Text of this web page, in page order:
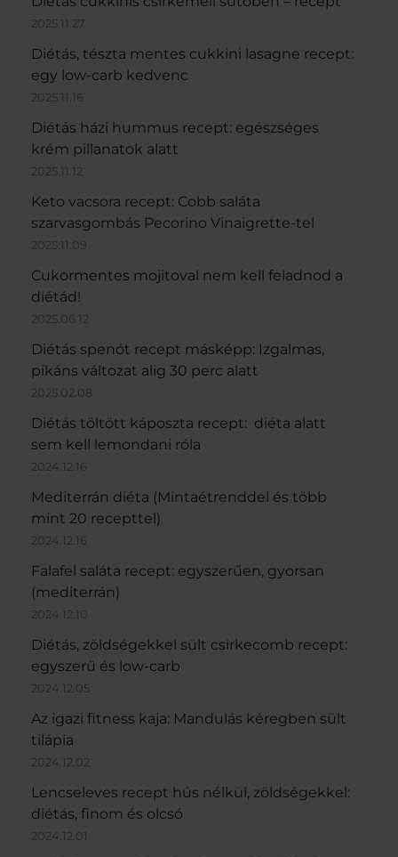
2025.11.27
Diétás, tészta mentes cukkini lasagne recept:
egy low-carb kedvenc
2025.11.16
Diétás házi hummus recept: egészséges
krém pillanatok alatt
2025.11.12
Keto vacsora recept: Cobb saláta
szarvasgombás Pecorino Vinaigrette-tel
2025.11.09
Cukormentes mojitoval nem kell feladnod a
diétád!
2025.06.12
Diétás spenót recept másképp: Izgalmas,
pikáns változat alig 30 perc alatt
2025.02.08
Diétás töltött káposzta recept: diéta alatt
sem kell lemondani róla
2024.12.16
Mediterrán diéta (Mintaétrenddel és több
mint 20 recepttel)
2024.12.16
Falafel saláta recept: egyszerűen, gyorsan
(mediterrán)
2024.12.10
Diétás, zöldségekkel sült csirkecomb recept:
egyszerű és low-carb
2024.12.05
Az igazi fitness kaja: Mandulás kéregben sült
tilápia
2024.12.02
Lencseleves recept hús nélkül, zöldségekkel:
diétás, finom és olcsó
2024.12.01